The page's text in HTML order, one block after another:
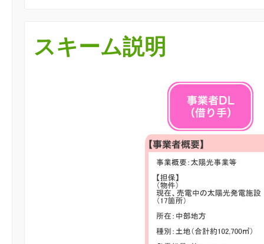
スキーム説明